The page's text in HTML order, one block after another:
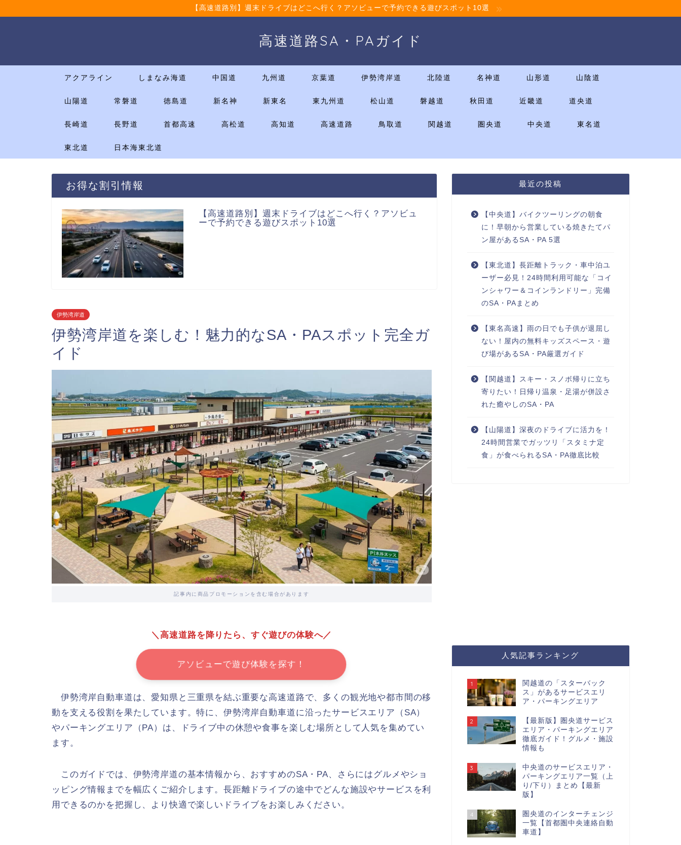
【高速道路別】週末ドライブはどこへ行く？アソビューで予約できる遊びスポット10選
高速道路SA・PAガイド
アクアライン しまなみ海道 中国道 九州道 京葉道 伊勢湾岸道 北陸道 名神道 山形道 山陰道
山陽道 常磐道 徳島道 新名神 新東名 東九州道 松山道 磐越道 秋田道 近畿道 道央道
長崎道 長野道 首都高速 高松道 高知道 高速道路 鳥取道 関越道 圏央道 中央道 東名道
東北道 日本海東北道
お得な割引情報
【高速道路別】週末ドライブはどこへ行く？アソビュ
ーで予約できる遊びスポット10選
伊勢湾岸道
伊勢湾岸道を楽しむ！魅力的なSA・PAスポット完全ガ
イド
記事内に商品プロモーションを含む場合があります
＼高速道路を降りたら、すぐ遊びの体験へ／
アソビューで遊び体験を探す！
伊勢湾岸自動車道は、愛知県と三重県を結ぶ重要な高速道路で、多くの観光地や都市間の移
動を支える役割を果たしています。特に、伊勢湾岸自動車道に沿ったサービスエリア（SA）
やパーキングエリア（PA）は、ドライブ中の休憩や食事を楽しむ場所として人気を集めてい
ます。
このガイドでは、伊勢湾岸道の基本情報から、おすすめのSA・PA、さらにはグルメやショ
ッピング情報までを幅広くご紹介します。長距離ドライブの途中でどんな施設やサービスを利
用できるのかを把握し、より快適で楽しいドライブをお楽しみください。
最近の投稿
【中央道】バイクツーリングの朝食
に！早朝から営業している焼きたてパ
ン屋があるSA・PA 5選
【東北道】長距離トラック・車中泊ユ
ーザー必見！24時間利用可能な「コイ
ンシャワー＆コインランドリー」完備
のSA・PAまとめ
【東名高速】雨の日でも子供が退屈し
ない！屋内の無料キッズスペース・遊
び場があるSA・PA厳選ガイド
【関越道】スキー・スノボ帰りに立ち
寄りたい！日帰り温泉・足湯が併設さ
れた癒やしのSA・PA
【山陽道】深夜のドライブに活力を！
24時間営業でガッツリ「スタミナ定
食」が食べられるSA・PA徹底比較
人気記事ランキング
1
関越道の「スターバック
ス」があるサービスエリ
ア・パーキングエリア
2
【最新版】圏央道サービス
エリア・パーキングエリア
徹底ガイド！グルメ・施設
情報も
3
中央道のサービスエリア・
パーキングエリア一覧（上
り/下り）まとめ【最新
版】
4
圏央道のインターチェンジ
一覧【首都圏中央連絡自動
車道】